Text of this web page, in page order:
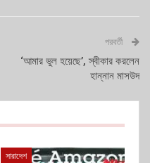
পরবর্তী
‘আমার ভুল হয়েছে’, স্বীকার করলেন
হান্নান মাসউদ
সারাদেশ